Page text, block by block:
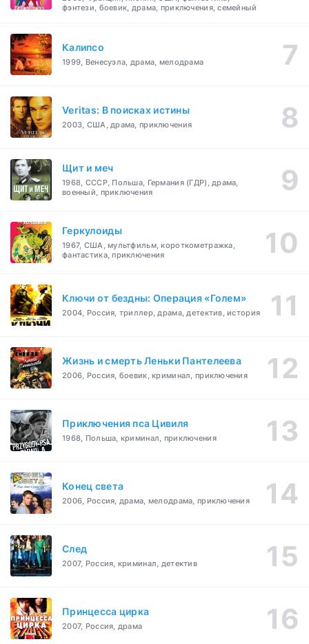
фэнтези, боевик, драма, приключения, семейный
Калипсо
1999, Венесуэла, драма, мелодрама
Veritas: В поисках истины
2003, США, драма, приключения
Щит и меч
1968, СССР, Польша, Германия (ГДР), драма,
военный, приключения
Геркулоиды
1967, США, мультфильм, короткометражка,
фантастика, приключения
Ключи от бездны: Операция «Голем»
2004, Россия, триллер, драма, детектив, история
Жизнь и смерть Леньки Пантелеева
2006, Россия, боевик, криминал, приключения
Приключения пса Цивиля
1968, Польша, криминал, приключения
Конец света
2006, Россия, драма, мелодрама, приключения
След
2007, Россия, криминал, детектив
Принцесса цирка
2007, Россия, драма